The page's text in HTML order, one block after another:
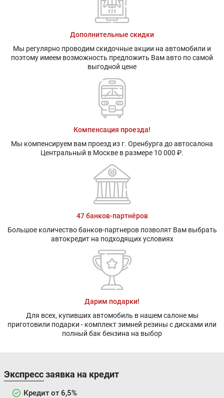
Дополнительные скидки
Мы регулярно проводим скидочные акции на автомобили и
поэтому имеем возможность предложить Вам авто по самой
выгодной цене
Компенсация проезда!
Мы компенсируем вам проезд из г. Оренбурга до автосалона
Центральный в Москве в размере 10 000 ₽.
47 банков-партнёров
Большое количество банков-партнеров позволят Вам выбрать
автокредит на подходящих условиях
Дарим подарки!
Для всех, купивших автомобиль в нашем салоне мы
приготовили подарки - комплект зимней резины с дисками или
полный бак бензина на выбор
Экспресс заявка на кредит
Кредит от 6,5%